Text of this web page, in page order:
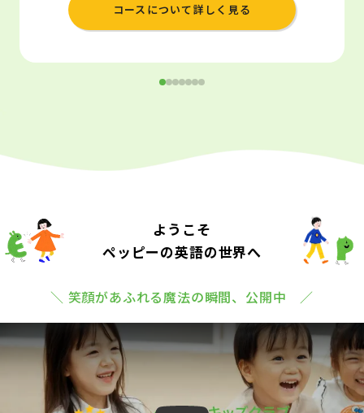
コースについて詳しく見る
ようこそ
ペッピーの英語の世界へ
＼ 笑顔があふれる魔法の瞬間、公開中 ／